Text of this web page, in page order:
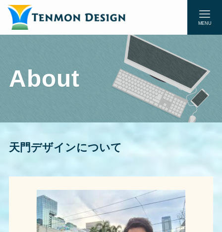
MENU
About
天門デザインについて